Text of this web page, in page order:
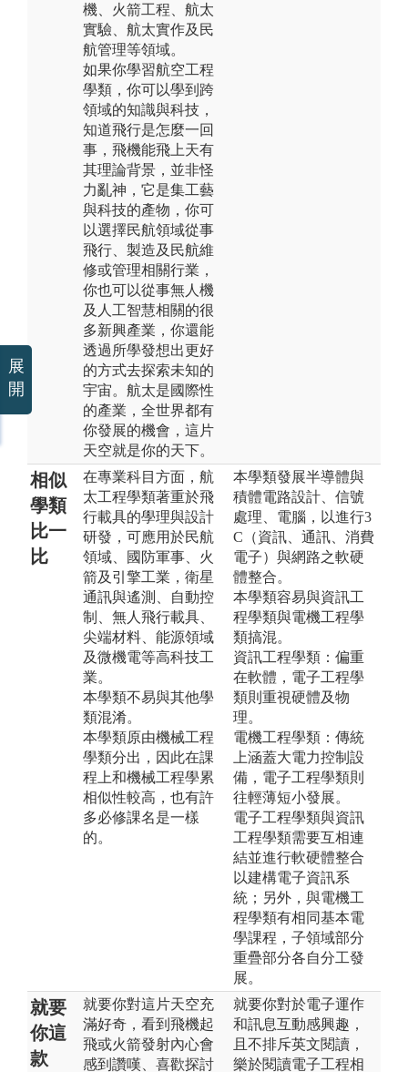
機、火箭工程、航太
實驗、航太實作及民
航管理等領域。
如果你學習航空工程
學類，你可以學到跨
領域的知識與科技，
知道飛行是怎麼一回
事，飛機能飛上天有
其理論背景，並非怪
力亂神，它是集工藝
與科技的產物，你可
以選擇民航領域從事
飛行、製造及民航維
修或管理相關行業，
你也可以從事無人機
及人工智慧相關的很
多新興產業，你還能
透過所學發想出更好
的方式去探索未知的
宇宙。航太是國際性
的產業，全世界都有
你發展的機會，這片
天空就是你的天下。
相似
學類
比一
比
在專業科目方面，航
太工程學類著重於飛
行載具的學理與設計
研發，可應用於民航
領域、國防軍事、火
箭及引擎工業，衛星
通訊與遙測、自動控
制、無人飛行載具、
尖端材料、能源領域
及微機電等高科技工
業。
本學類不易與其他學
類混淆。
本學類原由機械工程
學類分出，因此在課
程上和機械工程學累
相似性較高，也有許
多必修課名是一樣
的。
本學類發展半導體與
積體電路設計、信號
處理、電腦，以進行3
C（資訊、通訊、消費
電子）與網路之軟硬
體整合。
本學類容易與資訊工
程學類與電機工程學
類搞混。
資訊工程學類：偏重
在軟體，電子工程學
類則重視硬體及物
理。
電機工程學類：傳統
上涵蓋大電力控制設
備，電子工程學類則
往輕薄短小發展。
電子工程學類與資訊
工程學類需要互相連
結並進行軟硬體整合
以建構電子資訊系
統；另外，與電機工
程學類有相同基本電
學課程，子領域部分
重疊部分各自分工發
展。
就要
你這
款
就要你對這片天空充
滿好奇，看到飛機起
飛或火箭發射內心會
感到讚嘆、喜歡探討
就要你對於電子運作
和訊息互動感興趣，
且不排斥英文閱讀，
樂於閱讀電子工程相
展
開